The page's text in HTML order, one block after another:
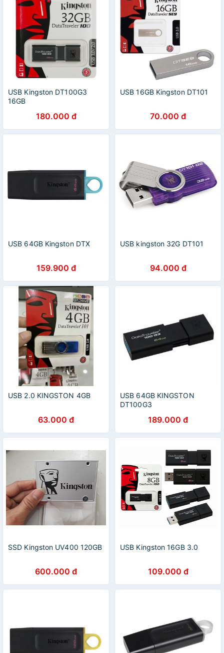
USB Kingston DT100G3
16GB
180.000 đ
USB 16GB Kingston DT101
70.000 đ
USB 64GB Kingston DTX
159.900 đ
USB kingston 32G DT101
94.000 đ
USB 2.0 KINGSTON 4GB
63.000 đ
USB 64GB KINGSTON
DT100G3
189.000 đ
SSD Kingston UV400 120GB
600.000 đ
USB Kingston 16GB 3.0
109.000 đ